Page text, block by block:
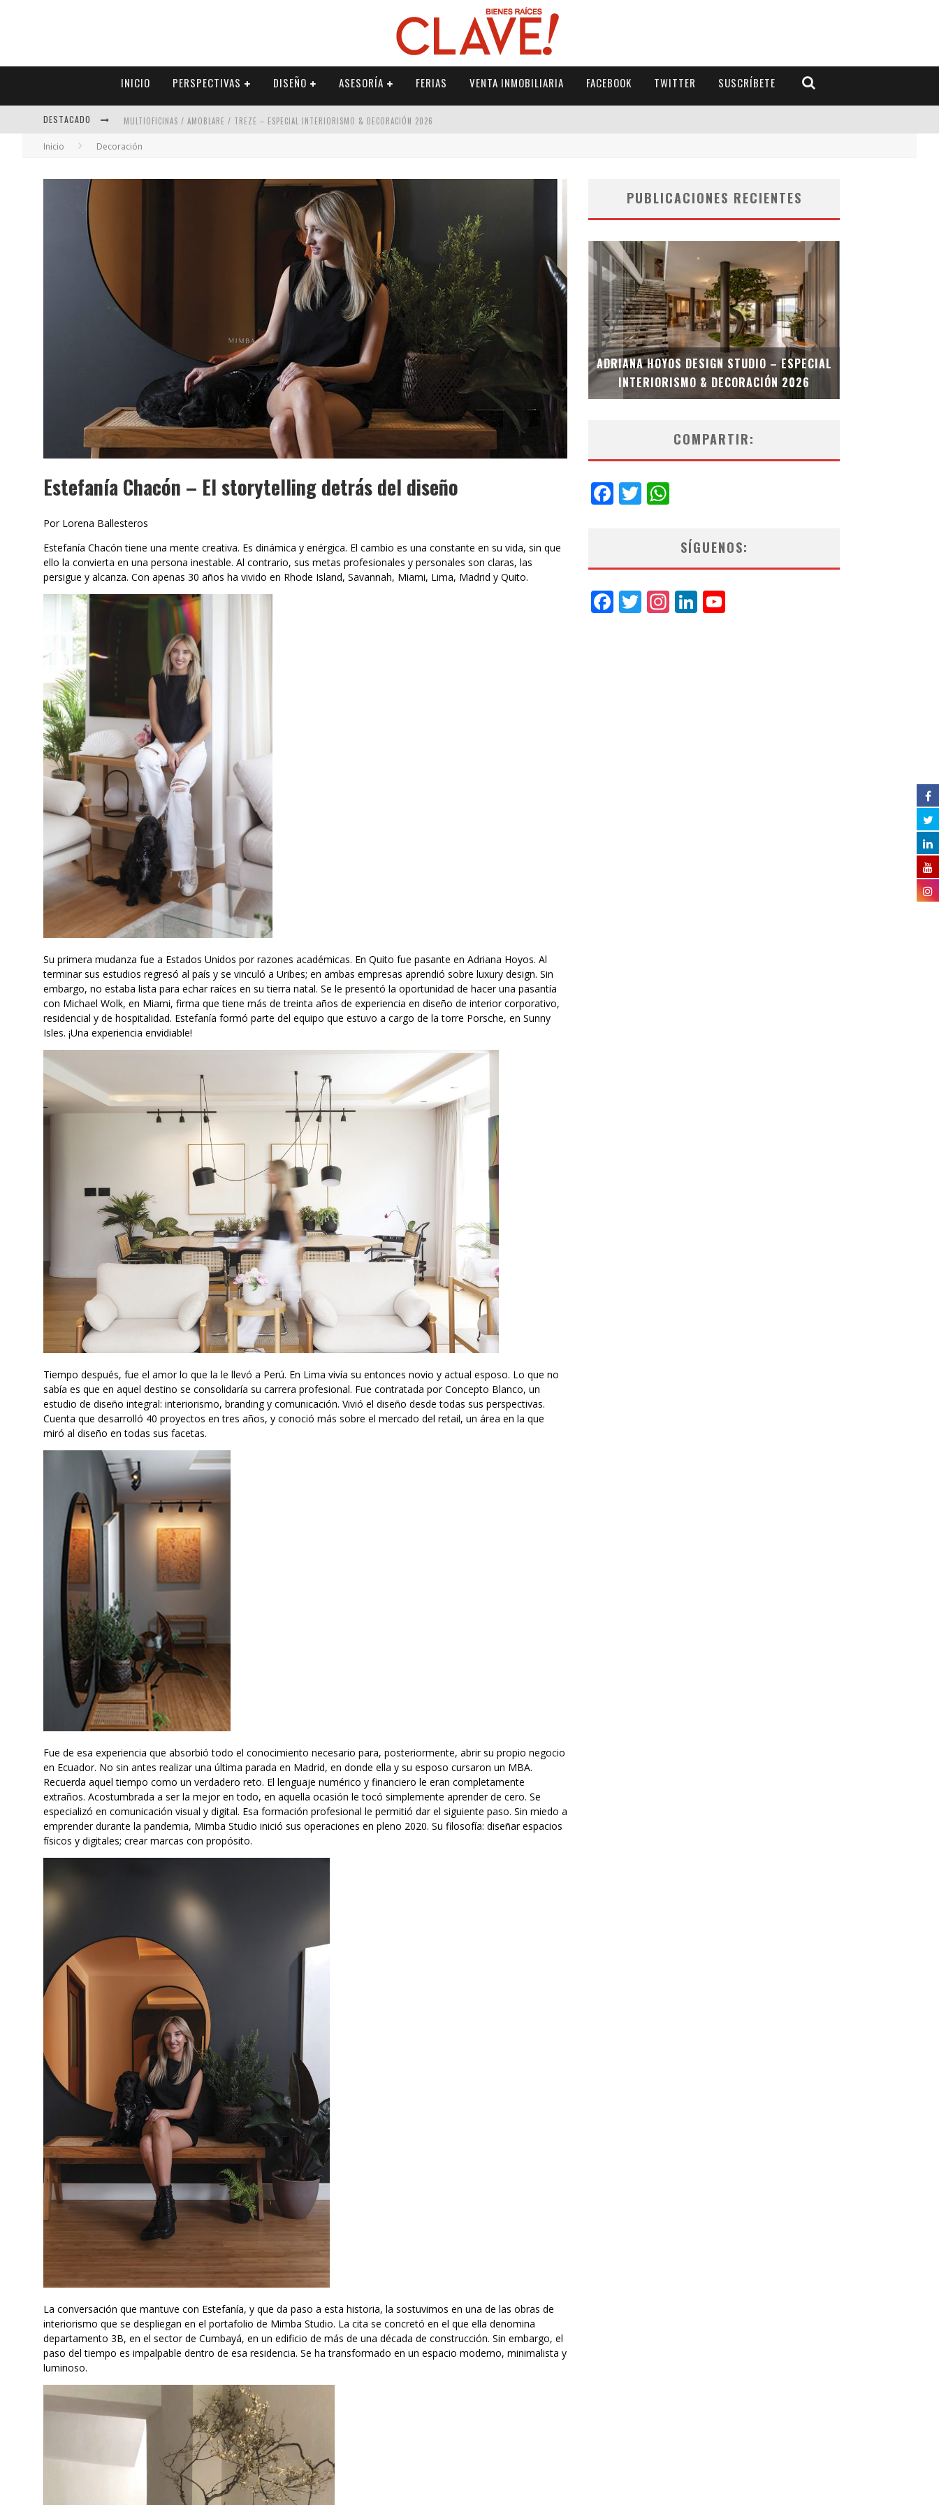
INICIO PERSPECTIVAS DISEÑO ASESORÍA FERIAS VENTA INMOBILIARIA FACEBOOK TWITTER SUSCRÍBETE
DESTACADO MULTIOFICINAS / AMOBLARE / TREZE – ESPECIAL INTERIORISMO & DECORACIÓN 2026
ABAD VERGARA ARQUITECTOS – ESPECIAL INTERIORISMO & DECORACIÓN 2026
COLINEAL – ESPECIAL INTERIORISMO & DECORACIÓN 2026
ADRIANA HOYOS DESIGN STUDIO – ESPECIAL INTERIORISMO & DECORACIÓN 2026
Inicio Decoración
Estefanía Chacón – El storytelling detrás del diseño
Por Lorena Ballesteros
Estefanía Chacón tiene una mente creativa. Es dinámica y enérgica. El cambio es una constante en su vida, sin que
ello la convierta en una persona inestable. Al contrario, sus metas profesionales y personales son claras, las
persigue y alcanza. Con apenas 30 años ha vivido en Rhode Island, Savannah, Miami, Lima, Madrid y Quito.
Su primera mudanza fue a Estados Unidos por razones académicas. En Quito fue pasante en Adriana Hoyos. Al
terminar sus estudios regresó al país y se vinculó a Uribes; en ambas empresas aprendió sobre luxury design. Sin
embargo, no estaba lista para echar raíces en su tierra natal. Se le presentó la oportunidad de hacer una pasantía
con Michael Wolk, en Miami, firma que tiene más de treinta años de experiencia en diseño de interior corporativo,
residencial y de hospitalidad. Estefanía formó parte del equipo que estuvo a cargo de la torre Porsche, en Sunny
Isles. ¡Una experiencia envidiable!
Tiempo después, fue el amor lo que la le llevó a Perú. En Lima vivía su entonces novio y actual esposo. Lo que no
sabía es que en aquel destino se consolidaría su carrera profesional. Fue contratada por Concepto Blanco, un
estudio de diseño integral: interiorismo, branding y comunicación. Vivió el diseño desde todas sus perspectivas.
Cuenta que desarrolló 40 proyectos en tres años, y conoció más sobre el mercado del retail, un área en la que
miró al diseño en todas sus facetas.
Fue de esa experiencia que absorbió todo el conocimiento necesario para, posteriormente, abrir su propio negocio
en Ecuador. No sin antes realizar una última parada en Madrid, en donde ella y su esposo cursaron un MBA.
Recuerda aquel tiempo como un verdadero reto. El lenguaje numérico y financiero le eran completamente
extraños. Acostumbrada a ser la mejor en todo, en aquella ocasión le tocó simplemente aprender de cero. Se
especializó en comunicación visual y digital. Esa formación profesional le permitió dar el siguiente paso. Sin miedo a
emprender durante la pandemia, Mimba Studio inició sus operaciones en pleno 2020. Su filosofía: diseñar espacios
físicos y digitales; crear marcas con propósito.
La conversación que mantuve con Estefanía, y que da paso a esta historia, la sostuvimos en una de las obras de
interiorismo que se despliegan en el portafolio de Mimba Studio. La cita se concretó en el que ella denomina
departamento 3B, en el sector de Cumbayá, en un edificio de más de una década de construcción. Sin embargo, el
paso del tiempo es impalpable dentro de esa residencia. Se ha transformado en un espacio moderno, minimalista y
luminoso.
PUBLICACIONES RECIENTES
MUBB DESIGN STUDIO – ESPECIAL
INTERIORISMO & DECORACIÓN 2026
ADRIANA HOYOS DESIGN STUDIO – ESPECIAL
INTERIORISMO & DECORACIÓN 2026
COMPARTIR:
Facebook
Twitter
SÍGUENOS:
Facebook
Twitter
Instagram
LinkedIn